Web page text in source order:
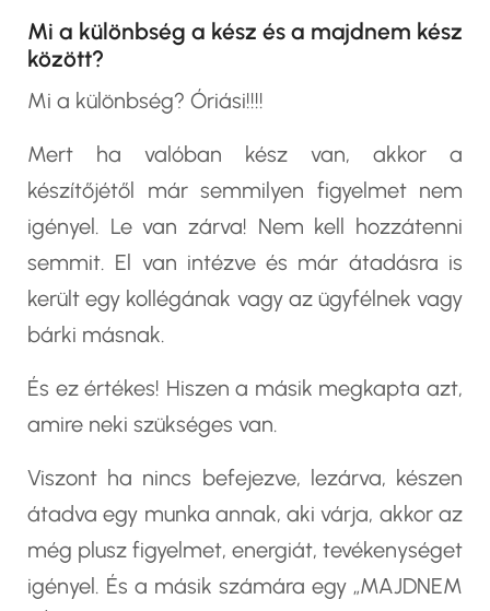
Mi a különbség a kész és a majdnem kész
között?
Mi a különbség? Óriási!!!!
Mert ha valóban kész van, akkor a
készítőjétől már semmilyen figyelmet nem
igényel. Le van zárva! Nem kell hozzátenni
semmit. El van intézve és már átadásra is
került egy kollégának vagy az ügyfélnek vagy
bárki másnak.
És ez értékes! Hiszen a másik megkapta azt,
amire neki szükséges van.
Viszont ha nincs befejezve, lezárva, készen
átadva egy munka annak, aki várja, akkor az
még plusz figyelmet, energiát, tevékenységet
igényel. És a másik számára egy „MAJDNEM